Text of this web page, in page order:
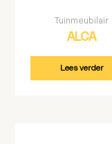
Tuinmeubilair
ALCA
Lees verder